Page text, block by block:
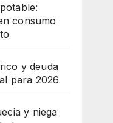
consumo
y deuda
para 2026
y niega